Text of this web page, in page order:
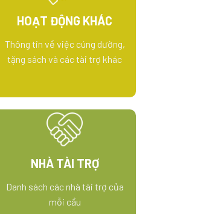
HOẠT ĐỘNG KHÁC
Thông tin về việc cúng dường,
tặng sách và các tài trợ khác
NHÀ TÀI TRỢ
Danh sách các nhà tài trợ của
mỗi cầu